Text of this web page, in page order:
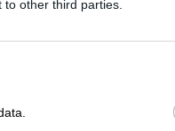
other third parties.
de la
que sus padres),
del 22% al